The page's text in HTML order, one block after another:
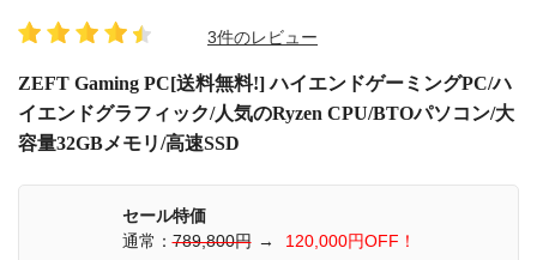
3件のレビュー
ZEFT Gaming PC[送料無料!] ハイエンドゲーミングPC/ハ
イエンドグラフィック/人気のRyzen CPU/BTOパソコン/大
容量32GBメモリ/高速SSD
セール特価
通常：789,800円 → 120,000円OFF！